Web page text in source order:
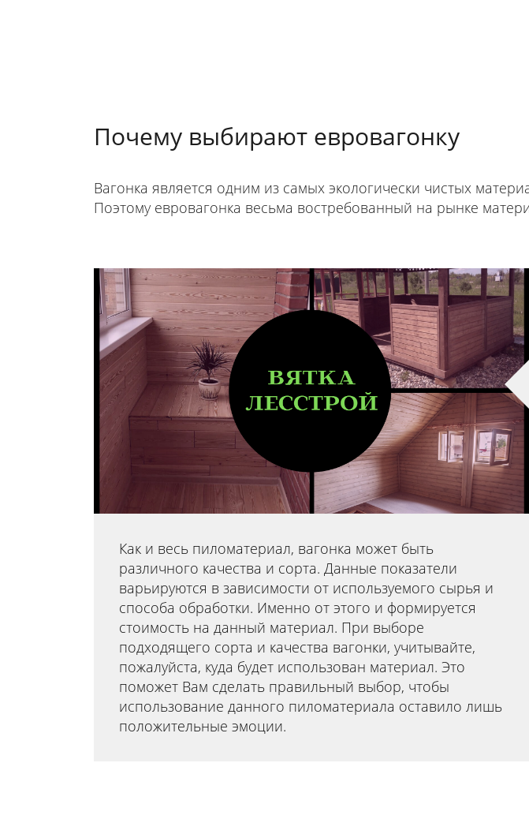
Почему выбирают евровагонку
Вагонка является одним из самых экологически чистых
Поэтому евровагонка весьма востребованный на рынке
Как и весь пиломатериал, вагонка может быть
различного качества и сорта. Данные показатели
варьируются в зависимости от используемого сырья и
способа обработки. Именно от этого и формируется
стоимость на данный материал. При выборе
подходящего сорта и качества вагонки, учитывайте,
пожалуйста, куда будет использован материал. Это
поможет Вам сделать правильный выбор, чтобы
использование данного пиломатериала оставило лишь
положительные эмоции.